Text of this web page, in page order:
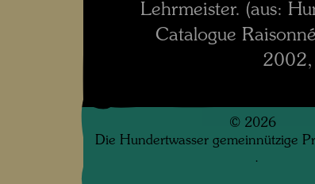
Lehrmeister. (aus:
Catalogue
© 2026
Die Hundertwasser gemeinnützige
.